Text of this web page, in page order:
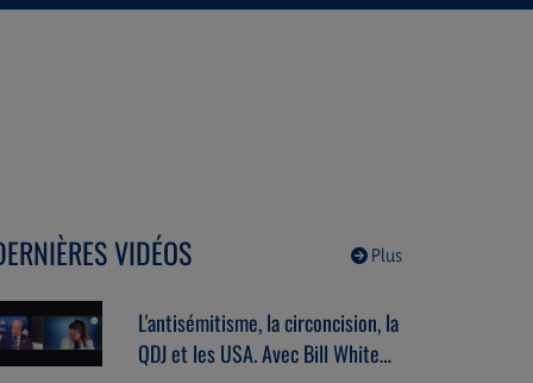
Plus
VIDÉOS
L'antisémitisme, la circoncision, la
QDJ et les USA. Avec Bill White